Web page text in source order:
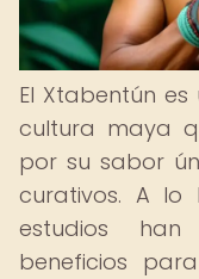
El Xtabentún
cultura maya
por su sabor
curativos. A lo
estudios han
beneficios